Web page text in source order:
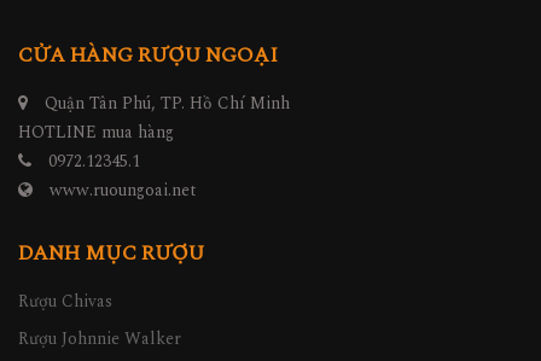
CỬA HÀNG RƯỢU NGOẠI
Quận Tân Phú, TP. Hồ Chí Minh
HOTLINE mua hàng
0972.12345.1
www.ruoungoai.net
DANH MỤC RƯỢU
Rượu Chivas
Rượu Johnnie Walker